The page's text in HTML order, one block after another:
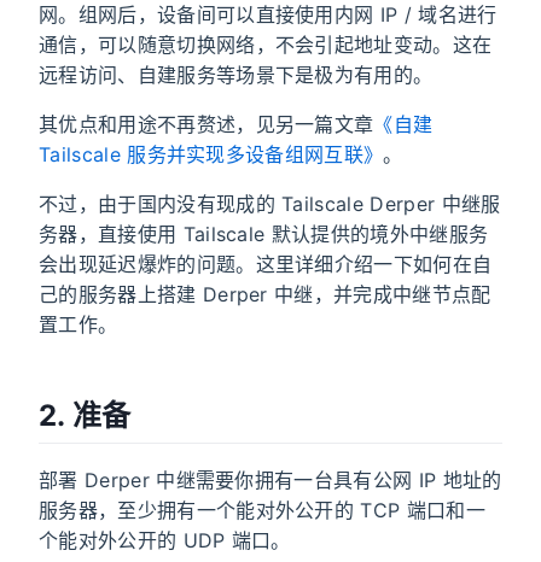
网。组网后，设备间可以直接使用内网 IP / 域名进行
通信，可以随意切换网络，不会引起地址变动。这在
远程访问、自建服务等场景下是极为有用的。
其优点和用途不再赘述，见另一篇文章 《自建
Tailscale 服务并实现多设备组网互联》。
不过，由于国内没有现成的 Tailscale Derper 中继服
务器，直接使用 Tailscale 默认提供的境外中继服务
会出现延迟爆炸的问题。这里详细介绍一下如何在自
己的服务器上搭建 Derper 中继，并完成中继节点配
置工作。
2. 准备
部署 Derper 中继需要你拥有一台具有公网 IP 地址的
服务器，至少拥有一个能对外公开的 TCP 端口和一
个能对外公开的 UDP 端口。